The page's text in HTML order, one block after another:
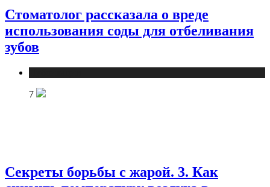
Стоматолог рассказала о вреде
использования соды для отбеливания
зубов
7
Секреты борьбы с жарой. 3. Как